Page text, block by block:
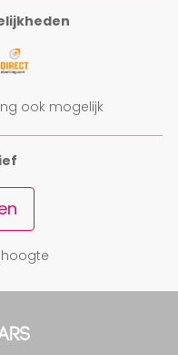
ook mogelijk